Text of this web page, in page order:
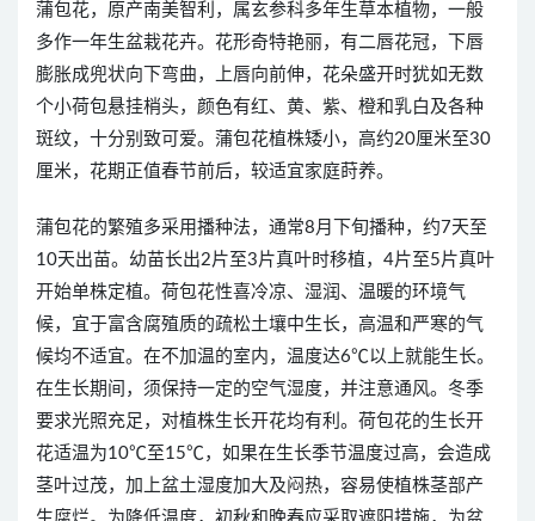
蒲包花，原产南美智利，属玄参科多年生草本植物，一般
多作一年生盆栽花卉。花形奇特艳丽，有二唇花冠，下唇
膨胀成兜状向下弯曲，上唇向前伸，花朵盛开时犹如无数
个小荷包悬挂梢头，颜色有红、黄、紫、橙和乳白及各种
斑纹，十分别致可爱。蒲包花植株矮小，高约20厘米至30
厘米，花期正值春节前后，较适宜家庭莳养。
蒲包花的繁殖多采用播种法，通常8月下旬播种，约7天至
10天出苗。幼苗长出2片至3片真叶时移植，4片至5片真叶
开始单株定植。荷包花性喜冷凉、湿润、温暖的环境气
候，宜于富含腐殖质的疏松土壤中生长，高温和严寒的气
候均不适宜。在不加温的室内，温度达6℃以上就能生长。
在生长期间，须保持一定的空气湿度，并注意通风。冬季
要求光照充足，对植株生长开花均有利。荷包花的生长开
花适温为10℃至15℃，如果在生长季节温度过高，会造成
茎叶过茂，加上盆土湿度加大及闷热，容易使植株茎部产